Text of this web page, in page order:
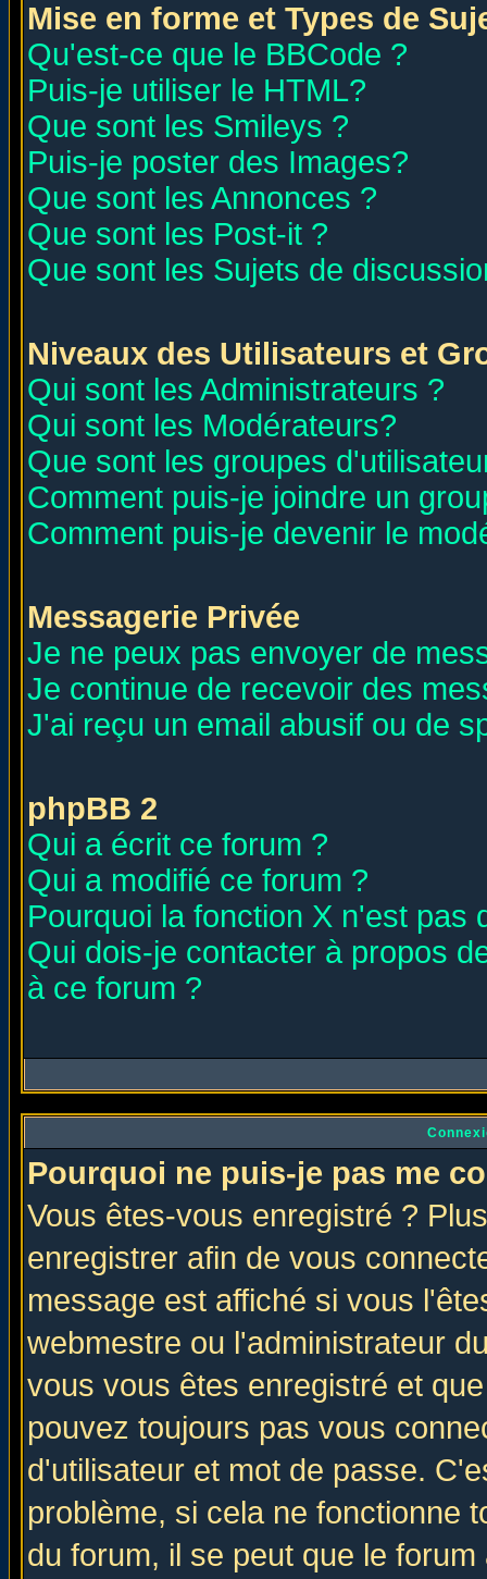
Mise en forme et Types de
Qu'est-ce que le BBCode ?
Puis-je utiliser le HTML?
Que sont les Smileys ?
Puis-je poster des Images?
Que sont les Annonces ?
Que sont les Post-it ?
Que sont les Sujets de
Niveaux des Utilisateurs et
Qui sont les Administrateurs ?
Qui sont les Modérateurs?
Que sont les groupes
Comment puis-je joindre un
Comment puis-je devenir le
Messagerie Privée
Je ne peux pas envoyer de
Je continue de recevoir des
J'ai reçu un email abusif ou de
phpBB 2
Qui a écrit ce forum ?
Qui a modifié ce forum ?
Pourquoi la fonction X n'est pas
Qui dois-je contacter à propos
à ce forum ?
Pourquoi ne puis-je pas me
Vous êtes-vous enregistré ?
enregistrer afin de vous
message est affiché si vous
webmestre ou l'administrateur
vous vous êtes enregistré et
pouvez toujours pas vous
d'utilisateur et mot de passe.
problème, si cela ne fonctionne
du forum, il se peut que le